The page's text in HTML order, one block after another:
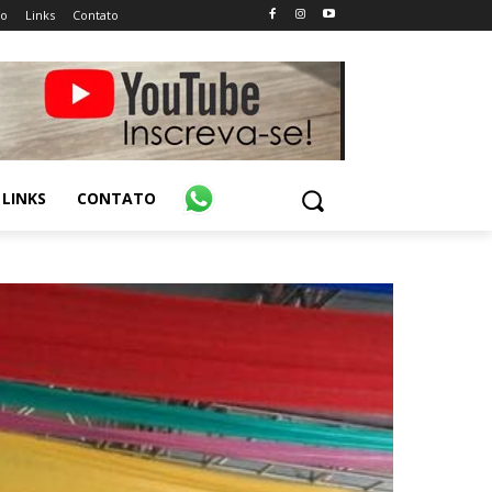
Links Contato
LINKS CONTATO